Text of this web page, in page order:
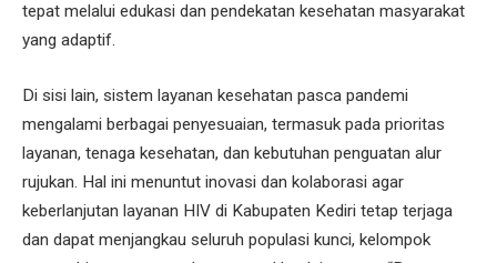
tepat melalui edukasi dan pendekatan kesehatan masyarakat
yang adaptif.
Di sisi lain, sistem layanan kesehatan pasca pandemi
mengalami berbagai penyesuaian, termasuk pada prioritas
layanan, tenaga kesehatan, dan kebutuhan penguatan alur
rujukan. Hal ini menuntut inovasi dan kolaborasi agar
keberlanjutan layanan HIV di Kabupaten Kediri tetap terjaga
dan dapat menjangkau seluruh populasi kunci, kelompok